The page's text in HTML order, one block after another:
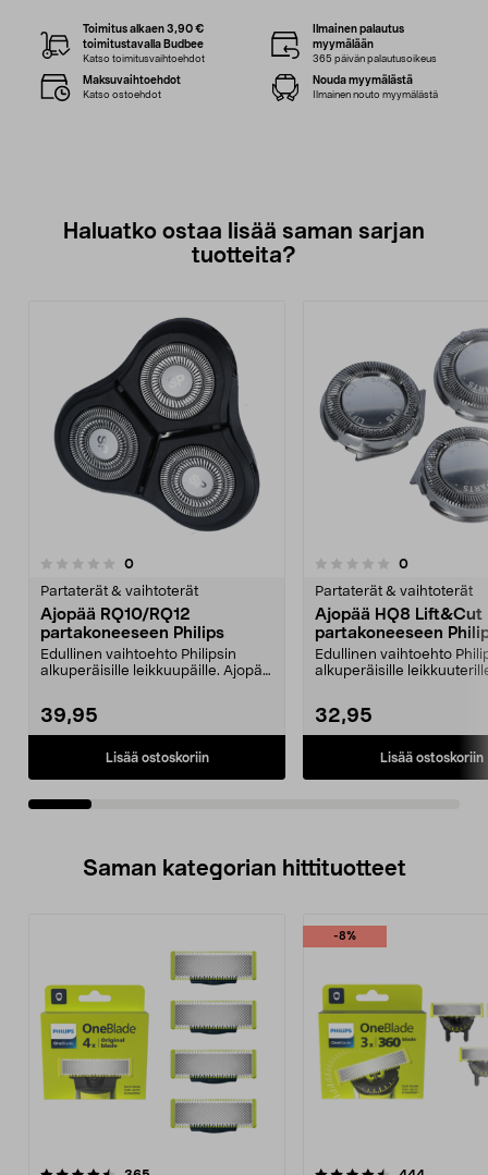
Toimitus alkaen 3,90 €
toimitustavalla Budbee
Katso toimitusvaihtoehdot
Ilmainen palautus
myymälään
365 päivän palautusoikeus
Maksuvaihtoehdot
Katso ostoehdot
Nouda myymälästä
Ilmainen nouto myymälästä
Haluatko ostaa lisää saman sarjan
tuotteita?
0arvostelut
Partaterät & vaihtoterät
Ajopää RQ10/RQ12
partakoneeseen Philips
Edullinen vaihtoehto Philipsin
alkuperäisille leikkuupäille. Ajopää
39,95
Lisää ostoskoriin
0.0 viidestä
0arvostelut
Partaterät & vaihtoterät
Ajopää HQ8 Lift&Cut
partakoneeseen
Edullinen vaihtoehto
alkuperäisille
32,95
Lisää ostoskoriin
0.0 viidestä
Saman kategorian hittituotteet
-8%